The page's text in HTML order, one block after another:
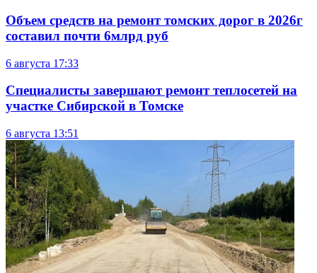
Объем средств на ремонт томских дорог в 2026г
составил почти 6млрд руб
6 августа 17:33
Специалисты завершают ремонт теплосетей на
участке Сибирской в Томске
6 августа 13:51